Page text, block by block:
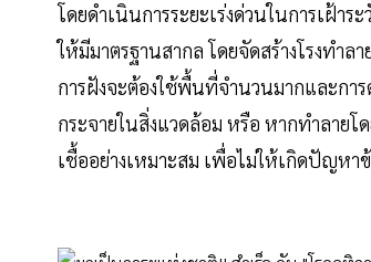
โดยดำเนินการระยะเร่งด่วนในการเฝ้า
ให้มีมาตรฐานสากล โดยจัดสร้างโรงทำ
การฝังจะต้องใช้พื้นที่จำนวนมากและกา
กระจายในสิ่งแวดล้อม หรือ หากทำลาย
เชื้ออย่างเหมาะสม เพื่อไม่ให้เกิดปัญหา